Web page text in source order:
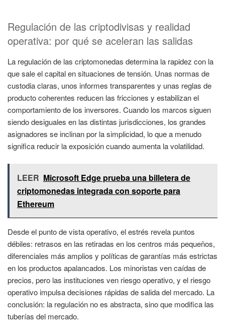
Regulación de las criptodivisas y realidad
operativa: por qué se aceleran las salidas
La regulación de las criptomonedas determina la rapidez con la
que sale el capital en situaciones de tensión. Unas normas de
custodia claras, unos informes transparentes y unas reglas de
producto coherentes reducen las fricciones y estabilizan el
comportamiento de los inversores. Cuando los marcos siguen
siendo desiguales en las distintas jurisdicciones, los grandes
asignadores se inclinan por la simplicidad, lo que a menudo
significa reducir la exposición cuando aumenta la volatilidad.
LEER Microsoft Edge prueba una billetera de
criptomonedas integrada con soporte para
Ethereum
Desde el punto de vista operativo, el estrés revela puntos
débiles: retrasos en las retiradas en los centros más pequeños,
diferenciales más amplios y políticas de garantías más estrictas
en los productos apalancados. Los minoristas ven caídas de
precios, pero las instituciones ven riesgo operativo, y el riesgo
operativo impulsa decisiones rápidas de salida del mercado. La
conclusión: la regulación no es abstracta, sino que modifica las
tuberías del mercado.